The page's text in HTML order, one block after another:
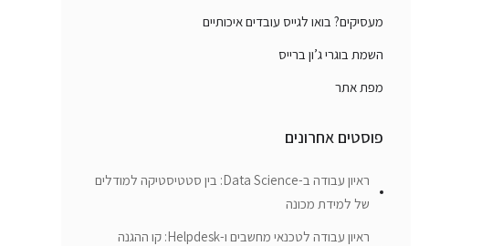
מעסיקים? בואו לגייס עובדים איכותיים
השמת בוגרי ג’ון ברייס
מפת אתר
פוסטים אחרונים
ראיון עבודה ב-Data Science: בין סטטיסטיקה למודלים
של למידת מכונה
ראיון עבודה לטכנאי מחשבים ו-Helpdesk: קו ההגנה